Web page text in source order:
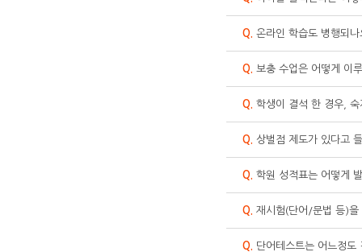
Q. 온라인 학습도 병행되나
Q. 보충 수업은 어떻게 이
Q. 학생이 결석 한 경우,
Q. 상벌점 제도가 있다고
Q. 학원 성적표는 어떻게
Q. 재시험(단어/문법 등)을
Q. 단어테스트는 어느정도